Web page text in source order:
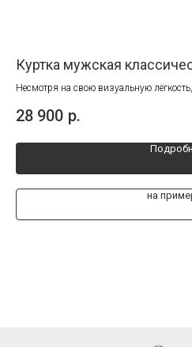
Куртка мужская
Несмотря на свою визуальную лёгкость,
28 900 р.
на